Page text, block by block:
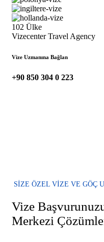
102 Ülke
Vizecenter Travel Agency
Vize Uzmanına Bağlan
+90 850 304 0 223
SIZE ÖZEL VIZE VE GÖÇ
Vize
Merkezi